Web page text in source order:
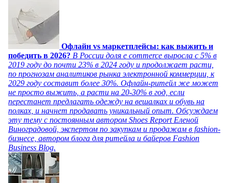
Офлайн vs маркетплейсы: как выжить и
победить в 2026? В России доля e commerce выросла с 5% в
2019 году до почти 23% в 2024 году и продолжает расти,
по прогнозам аналитиков рынка электронной коммерции, к
2029 году составит более 30%. Офлайн-ритейл же может
не просто выжить, а расти на 20-30% в год, если
перестанет предлагать одежду на вешалках и обувь на
полках, и начнет продавать уникальный опыт. Обсуждаем
эту тему с постоянным автором Shoes Report Еленой
Виноградовой, экспертом по закупкам и продажам в fashion-
бизнесе, автором блога для ритейла и байеров Fashion
Business Blog.